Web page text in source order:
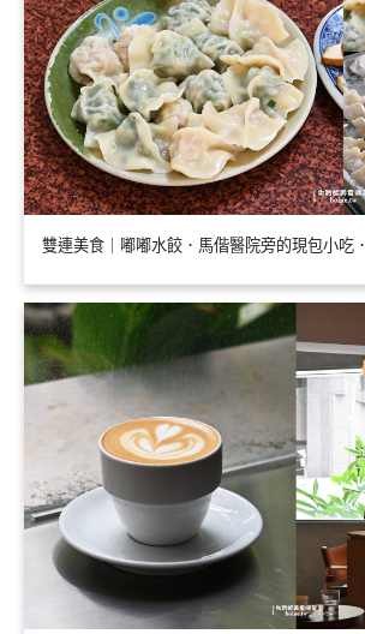
雙連美食｜嘟嘟水餃．馬偕醫院旁的現包小吃